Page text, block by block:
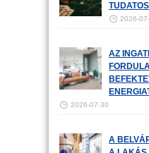
2026-
AZ
2026-07-30
A